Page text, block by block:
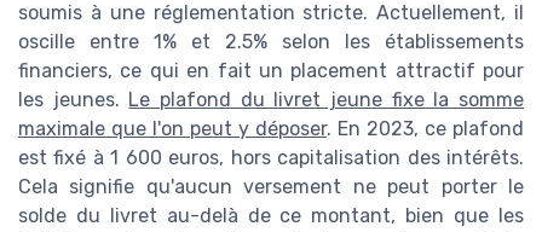
soumis à une réglementation stricte. Actuellement, il
oscille entre 1% et 2.5% selon les établissements
financiers, ce qui en fait un placement attractif pour
les jeunes. Le plafond du livret jeune fixe la somme
maximale que l'on peut y déposer. En 2023, ce plafond
est fixé à 1 600 euros, hors capitalisation des intérêts.
Cela signifie qu'aucun versement ne peut porter le
solde du livret au-delà de ce montant, bien que les